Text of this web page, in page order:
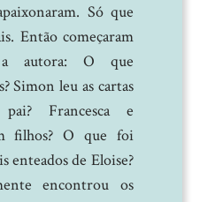
Só que
Então começaram
autora: O que
Simon leu as cartas
Francesca e
filhos? O que foi
enteados de Eloise?
encontrou os